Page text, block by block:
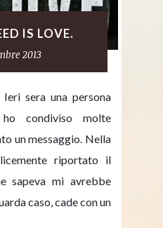
IS LOVE.
2013
sera una persona
condiviso molte
un messaggio. Nella
riportato il
sapeva mi avrebbe
caso, cade con un